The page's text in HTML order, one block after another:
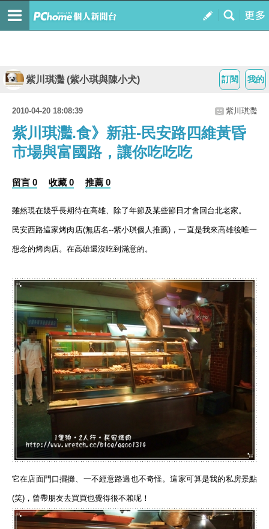
我的
訂閱
紫川琪灩 (紫小琪與陳小犬)
2010-04-20 18:08:39 紫川琪灩
紫川琪灩.食》新莊-民安路四維黃昏
市場與富國路，讓你吃吃吃
留言 0 收藏 0 推薦 0
雖然現在幾乎長期待在高雄、除了年節及某些節日才會回台北老家。
民安西路這家烤肉店(無店名--紫小琪個人推薦)，一直是我來高雄後唯一
想念的烤肉店。在高雄還沒吃到滿意的。
它在店面門口擺攤、一不經意路過也不奇怪。這家可算是我的私房景點
(笑)，曾帶朋友去買買也覺得很不賴呢！